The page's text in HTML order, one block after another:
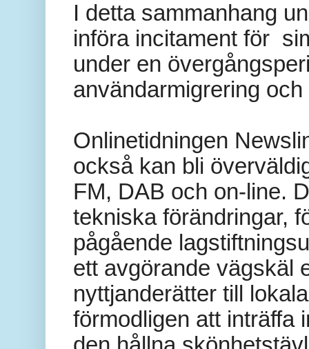
I detta sammanhang
införa incitament för
under en
användarmigrering
Onlinetidningen
också kan bli
FM, DAB och on-line.
tekniska förändringar,
pågående
ett avgörande vägskäl
nyttjanderätter till
förmodligen att inträffa